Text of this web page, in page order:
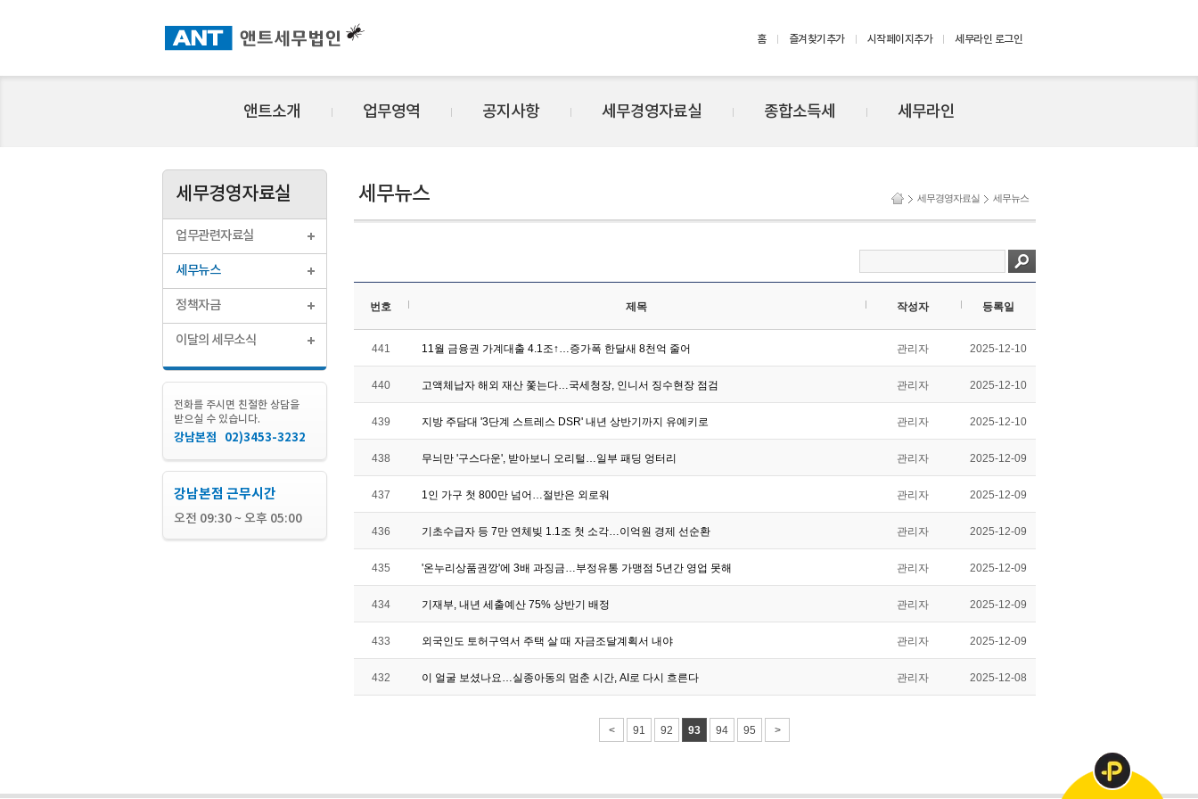
홈 즐겨찾기추가 시작페이지추가 세무라인 로그인
앤트소개 업무영역 공지사항 세무경영자료실 종합소득세 세무라인
세무경영자료실
업무관련자료실
세무뉴스
정책자금
이달의 세무소식
전화를 주시면 친절한 상담을
받으실 수 있습니다.
강남본점 02)3453-3232
강남본점 근무시간
오전 09:30 ~ 오후 05:00
세무뉴스 세무경영자료실 세무뉴스
번호 제목 작성자 등록일
441 11월 금융권 가계대출 4.1조↑…증가폭 한달새 8천억 줄어 관리자 2025-12-10
440 고액체납자 해외 재산 쫓는다…국세청장, 인니서 징수현장 점검 관리자 2025-12-10
439 지방 주담대 '3단계 스트레스 DSR' 내년 상반기까지 유예키로 관리자 2025-12-10
438 무늬만 '구스다운', 받아보니 오리털…일부 패딩 엉터리 관리자 2025-12-09
437 1인 가구 첫 800만 넘어…절반은 외로워 관리자 2025-12-09
436 기초수급자 등 7만 연체빚 1.1조 첫 소각…이억원 경제 선순환 관리자 2025-12-09
435 '온누리상품권깡'에 3배 과징금…부정유통 가맹점 5년간 영업 못해 관리자 2025-12-09
434 기재부, 내년 세출예산 75% 상반기 배정 관리자 2025-12-09
433 외국인도 토허구역서 주택 살 때 자금조달계획서 내야 관리자 2025-12-09
432 이 얼굴 보셨나요…실종아동의 멈춘 시간, AI로 다시 흐른다 관리자 2025-12-08
< 91 92 93 94 95 >